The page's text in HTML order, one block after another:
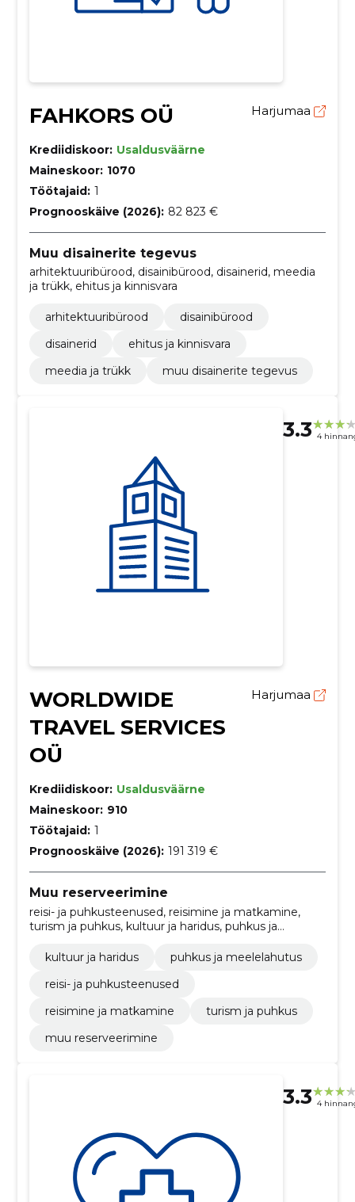
FAHKORS OÜ Harjumaa
Krediidiskoor: Usaldusväärne
Maineskoor: 1070
Töötajaid: 1
Prognooskäive (2026): 82 823 €
Muu disainerite tegevus
arhitektuuribürood, disainibürood, disainerid, meedia
ja trükk, ehitus ja kinnisvara
arhitektuuribürood
disainibürood
disainerid
ehitus ja kinnisvara
meedia ja trükk
muu disainerite tegevus
3.3 4
WORLDWIDE
TRAVEL SERVICES
OÜ
Harjumaa
Krediidiskoor: Usaldusväärne
Maineskoor: 910
Töötajaid: 1
Prognooskäive (2026): 191 319 €
Muu reserveerimine
reisi- ja puhkusteenused, reisimine ja matkamine,
turism ja puhkus, kultuur ja haridus, puhkus ja
kultuur ja haridus
puhkus ja meelelahutus
reisi- ja puhkusteenused
reisimine ja matkamine
turism ja puhkus
muu reserveerimine
3.3 4